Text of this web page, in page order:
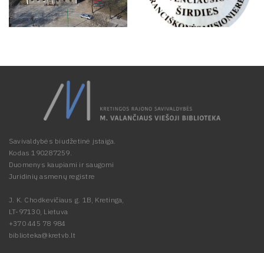
Savivaldybės biudžetinė įstaiga.
Kodas 190287259.
Duomenys kaupiami ir saugomi
Juridinių asmenų registre
J. K. Chodkevičiaus g. 1B, Kretinga,
LT-97130, Lietuva
+370 445 78 984
biblioteka@kretvb.lt